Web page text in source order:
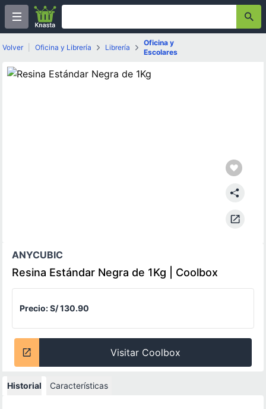
Volver Oficina y Librería Librería
Oficina y
Escolares
ANYCUBIC
Resina Estándar Negra de 1Kg | Coolbox
Precio:S/ 130.90
Visitar Coolbox
Historial Características